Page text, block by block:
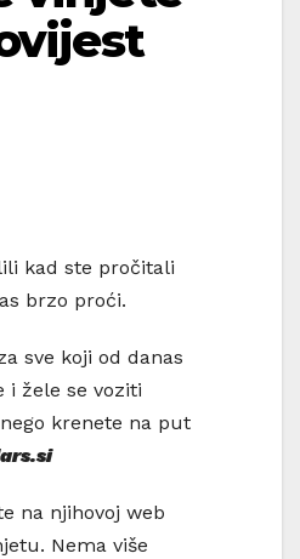
kad ste pročitali
brzo proći.
sve koji od danas
i žele se voziti
krenete na put
na njihovoj web
Nema više